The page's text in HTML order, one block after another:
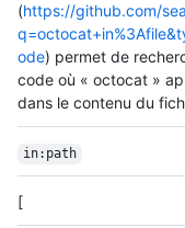
(https://github.com/
ode) permet de
code où « octocat »
dans le contenu du
in:path
[